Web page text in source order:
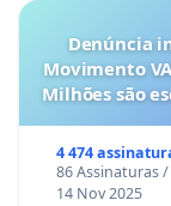
Denúncia
Movimento
Milhões são
4 474
86 Assinaturas
14 Nov 2025